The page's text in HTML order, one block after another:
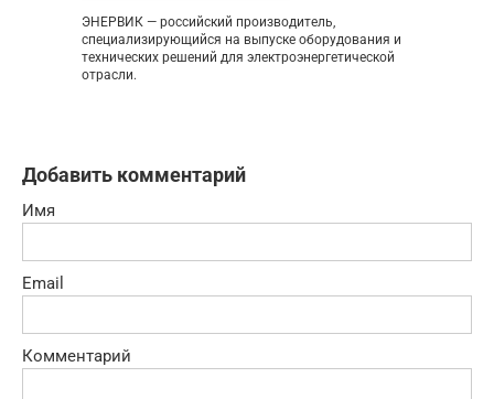
ЭНЕРВИК — российский производитель,
специализирующийся на выпуске оборудования и
технических решений для электроэнергетической
отрасли.
Добавить комментарий
Имя
Email
Комментарий